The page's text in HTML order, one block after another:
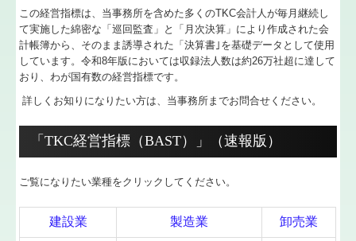
相続・生前贈与
公益法人 社会福祉法人
セミナー案内
経営計画
この経営指標は、当事務所を含めた多くのTKC会計人が毎月継続し
て実施した綿密な「巡回監査」と「月次決算」により作成された会
計帳簿から、そのまま誘導された「決算書｣を基礎データとして使用
しています。令和8年版においては収録法人数は約26万社超に達して
おり、わが国有数の経営指標です。
詳しくお知りになりたい方は、当事務所までお問合せください。
「TKC経営指標（BAST）」（速報版）
ご覧になりたい業種をクリックしてください。
建設業 製造業 卸売業